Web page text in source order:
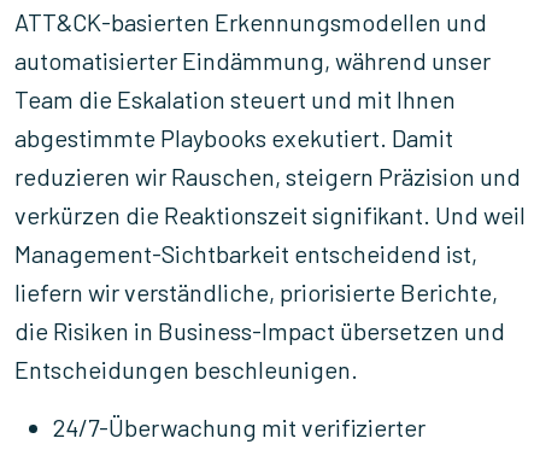
ATT&CK-basierten Erkennungsmodellen und
automatisierter Eindämmung, während unser
Team die Eskalation steuert und mit Ihnen
abgestimmte Playbooks exekutiert. Damit
reduzieren wir Rauschen, steigern Präzision und
verkürzen die Reaktionszeit signifikant. Und weil
Management-Sichtbarkeit entscheidend ist,
liefern wir verständliche, priorisierte Berichte,
die Risiken in Business-Impact übersetzen und
Entscheidungen beschleunigen.
24/7-Überwachung mit verifizierter